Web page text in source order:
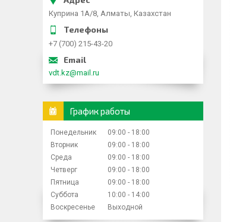
Куприна 1A/8, Алматы, Казахстан
+7 (700) 215-43-20
vdt.kz@mail.ru
График работы
Понедельник 09:00
18:00
Вторник
09:00
18:00
Среда
09:00
18:00
Четверг
09:00
18:00
Пятница
09:00
18:00
Суббота
10:00
14:00
Воскресенье
Выходной